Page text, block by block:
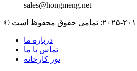
sales@hongmeng.net
درباره ما
تماس با ما
تور کارخانه